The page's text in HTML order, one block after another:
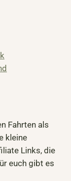
Fahrten als
kleine
Links, die
euch gibt es